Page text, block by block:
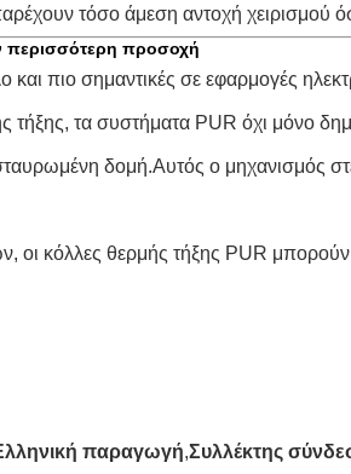
τόσο άμεση αντοχή
περισσότερη προσοχή
και πιο σημαντικές σε εφαρμογές
τήξης, τα συστήματα PUR όχι μόνο
δομή.Αυτός ο μηχανισμός
οι κόλλες θερμής τήξης PUR
παραγωγή,Συλλέκτης